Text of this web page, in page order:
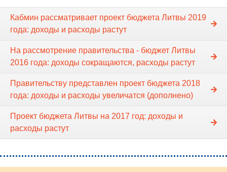
Кабмин рассматривает проект бюджета Литвы 2019
года: доходы и расходы растут
На рассмотрение правительства - бюджет Литвы
2016 года: доходы сокращаются, расходы растут
Правительству представлен проект бюджета 2018
года: доходы и расходы увеличатся (дополнено)
Проект бюджета Литвы на 2017 год: доходы и
расходы растут